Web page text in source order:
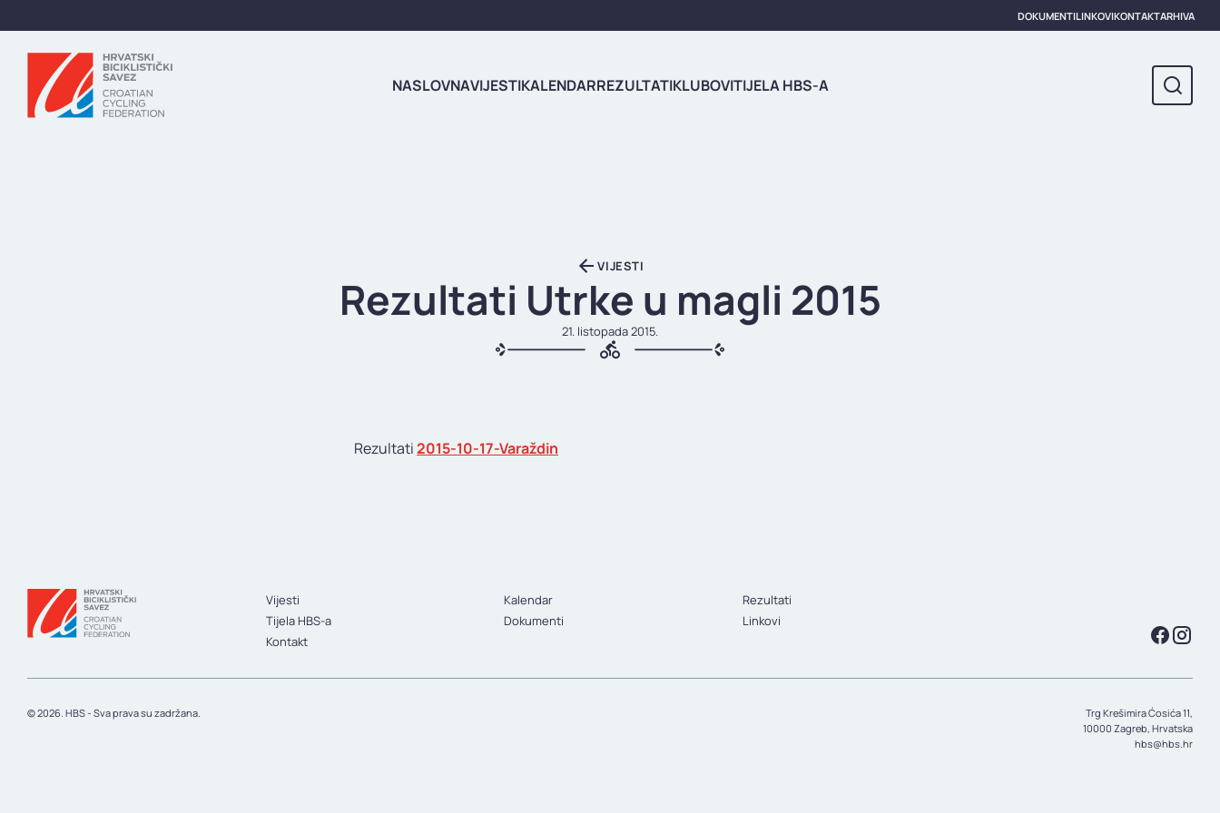
DOKUMENTILINKOVIKONTAKTARHIVA
NASLOVNAVIJESTIKALENDARREZULTATIKLUBOVITIJELA HBS-A
VIJESTI
Rezultati Utrke u magli 2015
21. listopada 2015.
Rezultati2015-10-17-Varaždin
Vijesti Kalendar
Rezultati
Tijela HBS-a
Dokumenti
Linkovi
Kontakt
© 2026. HBS - Sva prava su zadržana.
Trg Krešimira Ćosića 11,
10000 Zagreb, Hrvatska
hbs@hbs.hr